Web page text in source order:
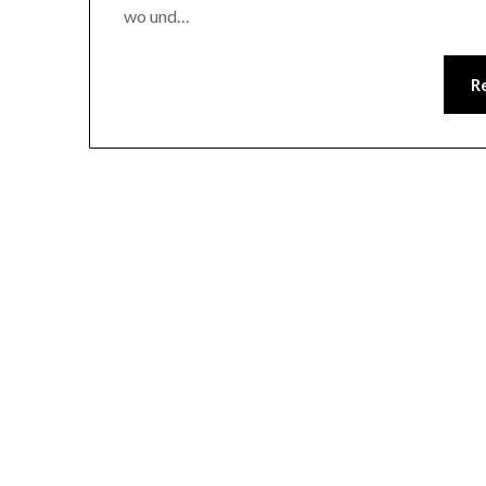
wo und…